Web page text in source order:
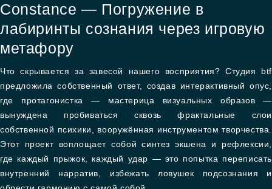
Constance — Погружение в
лабиринты сознания через игровую
метафору
Что скрывается за завесой нашего восприятия? Студия btf
предложила собственный ответ, создав интерактивный опус,
где протагонистка — мастерица визуальных образов —
вынуждена пробиваться сквозь фрактальные слои
собственной психики, вооружённая инструментом творчества.
Этот проект воплощает собой синтез экшена и рефлексии,
где каждый прыжок, каждый удар — это попытка переписать
внутренний нарратив, избежать ловушек подсознания и